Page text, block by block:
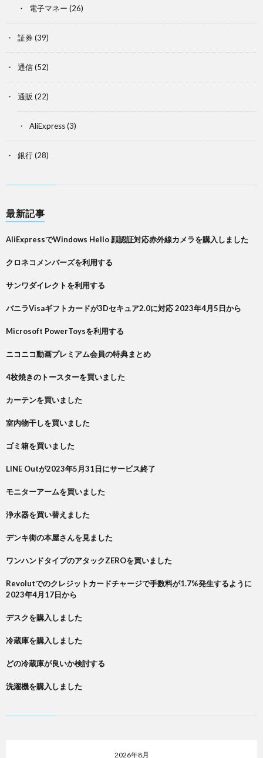
電子マネー (26)
証券(39)
通信(52)
通販 (22)
AliExpress(3)
銀行(28)
最新記事
AliExpressでWindows Hello 顔認証対応赤外線カメラを購入しました
クロネコメンバーズを利用する
サンワダイレクトを利用する
バニラVisaギフトカードが3Dセキュア2.0に対応 2023年4月5日から
Microsoft PowerToysを利用する
ニコニコ動画プレミアム会員の特典まとめ
4枚焼きのトースターを買いました
カーテンを買いました
室内物干しを買いました
ゴミ箱を買いました
LINE Outが2023年5月31日にサービス終了
モニターアームを買いました
浄水器を買い替えました
デンキ街の本屋さんを見ました
ワンハンドタイプのアタックZEROを買いました
Revolutでのクレジットカードチャージで手数料が1.7%発生するように
2023年4月17日から
デスクを購入しました
冷蔵庫を購入しました
どの冷蔵庫が良いか検討する
洗濯機を購入しました
2026年8月